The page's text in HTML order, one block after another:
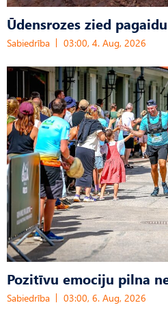
Ūdensrozes zied
Sabiedrība 03:00, 4. Aug, 2026
Pozitīvu emociju pilna
Sabiedrība 03:00, 6. Aug, 2026